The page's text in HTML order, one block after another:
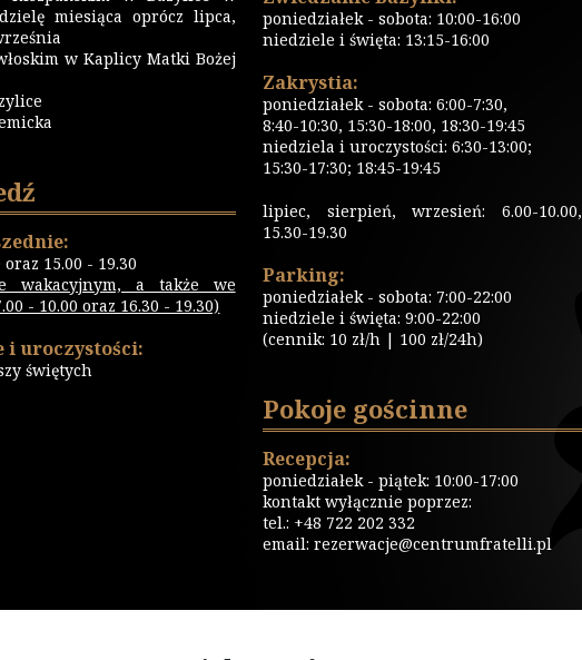
miesiąca oprócz lipca,
w Kaplicy Matki Bożej
oraz 15.00 - 19.30
wakacyjnym, a także we
- 10.00 oraz 16.30 - 19.30)
i uroczystości:
świętych
poniedziałek - sobota: 10:00-16:00
niedziele i święta: 13:15-16:00
Zakrystia:
poniedziałek - sobota: 6:00-7:30,
8:40-10:30, 15:30-18:00, 18:30-19:45
niedziela i uroczystości: 6:30-13:00;
15:30-17:30; 18:45-19:45
lipiec, sierpień, wrzesień: 6.00-10.00,
15.30-19.30
Parking:
poniedziałek - sobota: 7:00-22:00
niedziele i święta: 9:00-22:00
(cennik: 10 zł/h | 100 zł/24h)
Pokoje gościnne
Recepcja:
poniedziałek - piątek: 10:00-17:00
kontakt wyłącznie poprzez:
tel.: +48 722 202 332
email:rezerwacje@centrumfratelli.pl